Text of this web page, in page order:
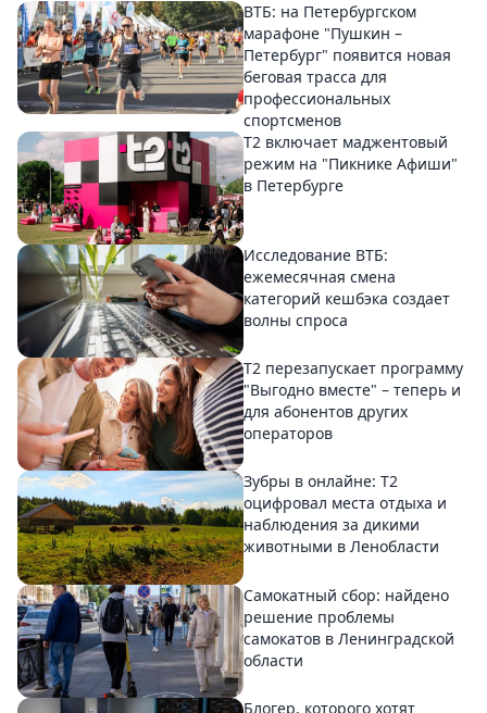
ВТБ: на Петербургском
марафоне "Пушкин –
Петербург" появится новая
беговая трасса для
профессиональных
спортсменов
Т2 включает маджентовый
режим на "Пикнике Афиши"
в Петербурге
Исследование ВТБ:
ежемесячная смена
категорий кешбэка создает
волны спроса
Т2 перезапускает программу
"Выгодно вместе" – теперь и
для абонентов других
операторов
Зубры в онлайне: Т2
оцифровал места отдыха и
наблюдения за дикими
животными в Ленобласти
Самокатный сбор: найдено
решение проблемы
самокатов в Ленинградской
области
Блогер, которого хотят